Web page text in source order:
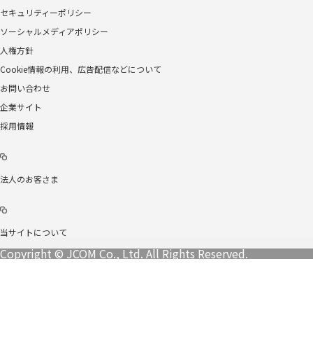
セキュリティーポリシー
ソーシャルメディアポリシー
人権方針
Cookie情報の利用、広告配信などについて
お問い合わせ
企業サイト
採用情報
法人のお客さま
当サイトについて
Copyright © JCOM Co., Ltd. All Rights Reserved.